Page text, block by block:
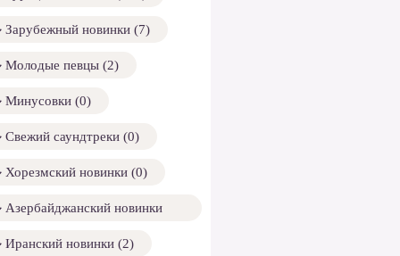
Зарубежный новинки (7)
Молодые певцы (2)
Минусовки (0)
Свежий саундтреки (0)
Хорезмский новинки (0)
Азербайджанский новинки
Иранский новинки (2)